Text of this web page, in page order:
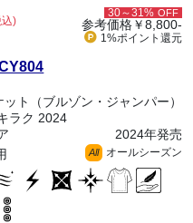
)
30～31% OFF
参考価格￥8,800-
1%ポイント 還元
ト（ブルゾン・ジャンパー）
ラク 2024
2024年発売
All オールシーズン